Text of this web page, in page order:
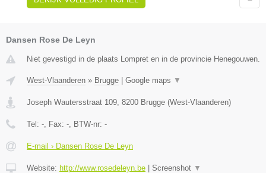
Dansen Rose De Leyn
Niet gevestigd in de plaats Lompret en in de provincie Henegouwen.
West-Vlaanderen » Brugge | Google maps ▼
Joseph Wautersstraat 109 8200 Brugge (West-Vlaanderen)
Tel: - , Fax: - , BTW-nr: -
E-mail › Dansen Rose De Leyn
Website: http://www.rosedeleyn.be | Screenshot ▼